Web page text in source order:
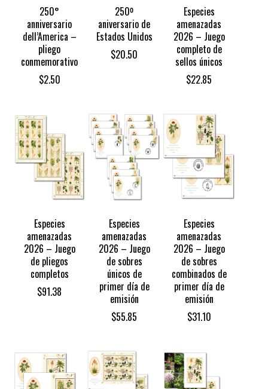
250°
anniversario
dell’America –
pliego
conmemorativo
$2.50
250º
aniversario de
Estados Unidos
$20.50
Especies
amenazadas
2026 – Juego
completo de
sellos únicos
$22.85
Especies
amenazadas
2026 – Juego
de pliegos
completos
$91.38
Especies
amenazadas
2026 – Juego
de sobres
únicos de
primer día de
emisión
$55.85
Especies
amenazadas
2026 – Juego
de sobres
combinados de
primer día de
emisión
$31.10